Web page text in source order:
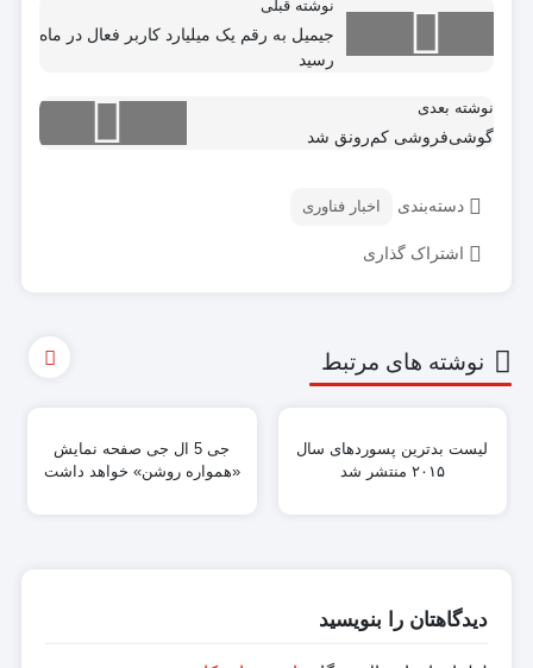
نوشته قبلی
جیمیل به رقم یک میلیارد کاربر فعال در ماه
رسید
نوشته بعدی
گوشی‌فروشی کم‌رونق شد
دسته‌بندی اخبار فناوری
اشتراک گذاری
نوشته های مرتبط
لیست بدترین پسوردهای سال
۲۰۱۵ منتشر شد
جی 5 ال جی صفحه نمایش
«همواره روشن» خواهد داشت
دیدگاهتان را بنویسید